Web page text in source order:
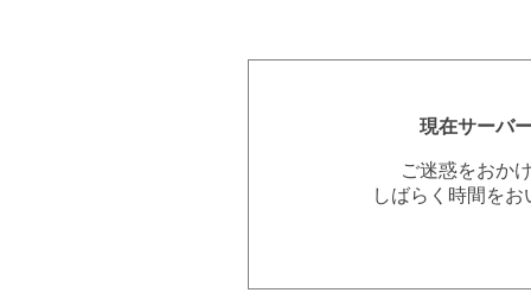
現在サーバ
ご迷惑をおか
しばらく時間を